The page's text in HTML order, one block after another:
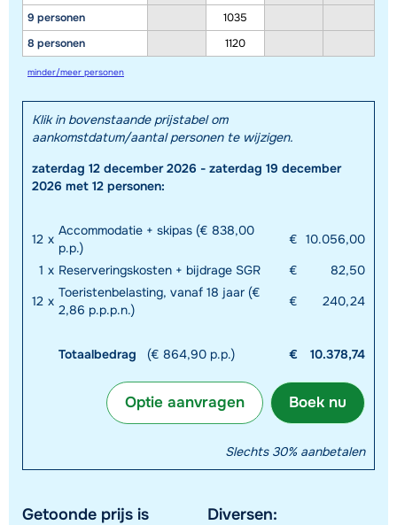
9 personen
8 personen
1035
1120
minder/meer personen
Klik in bovenstaande prijstabel om
aankomstdatum/aantal personen te wijzigen.
zaterdag 12 december 2026 - zaterdag 19 december
2026 met 12 personen:
12 x
Accommodatie + skipas (€ 838,00
p.p.)
€ 10.056,00
1 x Reserveringskosten + bijdrage SGR €
82,50
12 x
Toeristenbelasting, vanaf 18 jaar (€
2,86 p.p.p.n.)
€ 240,24
Totaalbedrag (€ 864,90 p.p.) € 10.378,74
Boek nu
Optie aanvragen
Slechts 30% aanbetalen
Getoonde prijs is
Diversen: